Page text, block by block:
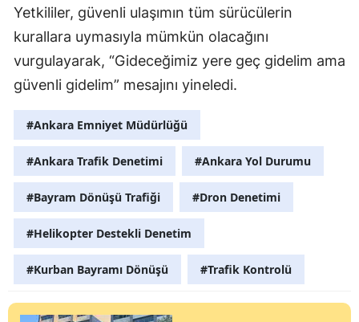
Yetkililer, güvenli ulaşımın tüm sürücülerin
kurallara uymasıyla mümkün olacağını
vurgulayarak, “Gideceğimiz yere geç gidelim ama
güvenli gidelim” mesajını yineledi.
#Ankara Emniyet Müdürlüğü
#Ankara Trafik Denetimi #Ankara Yol Durumu
#Bayram Dönüşü Trafiği #Dron Denetimi
#Helikopter Destekli Denetim
#Kurban Bayramı Dönüşü #Trafik Kontrolü